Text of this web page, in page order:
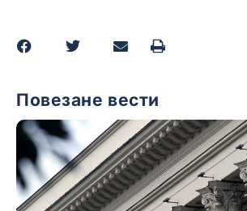
Повезане вести